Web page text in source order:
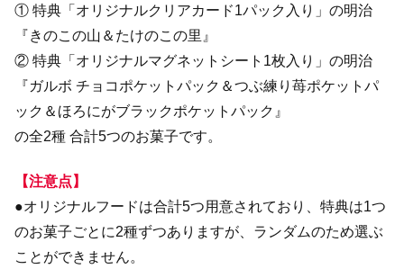
① 特典「オリジナルクリアカード1パック入り」の明治
『きのこの山＆たけのこの里』
② 特典「オリジナルマグネットシート1枚入り」の明治
『ガルボ チョコポケットパック＆つぶ練り苺ポケットパ
ック＆ほろにがブラックポケットパック』
の全2種 合計5つのお菓子です。
【注意点】
●オリジナルフードは合計5つ用意されており、特典は1つ
のお菓子ごとに2種ずつありますが、ランダムのため選ぶ
ことができません。